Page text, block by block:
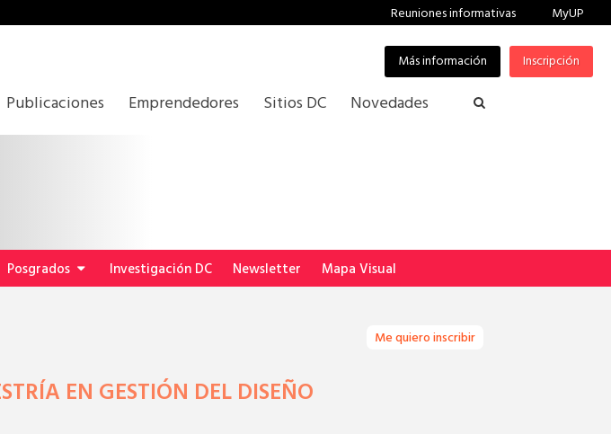
Reuniones informativas MyUP
Inscripción
Más información
Publicaciones Emprendedores Sitios DC Novedades
Posgrados Investigación DC Newsletter Mapa Visual
Me quiero inscribir
EN GESTIÓN DEL DISEÑO